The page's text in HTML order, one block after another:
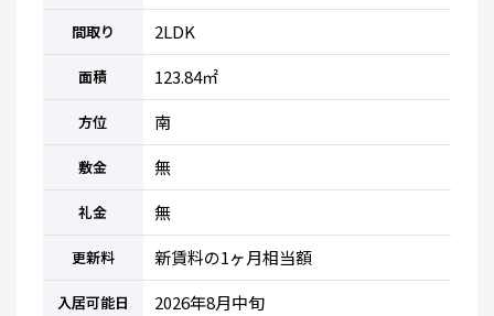
間取り 2LDK
面積 123.84㎡
方位 南
敷金 無
礼金 無
更新料 新賃料の1ヶ月相当額
入居可能日 2026年8月中旬